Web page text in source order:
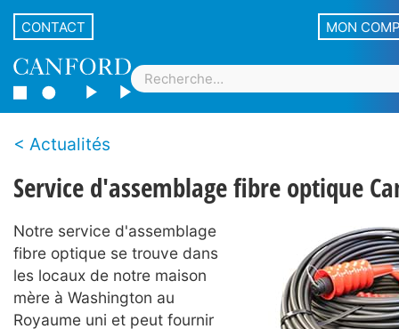
CONTACT MON
Actualités
Service d'assemblage fibre optique
Notre service d'assemblage
fibre optique se trouve dans
les locaux de notre maison
mère à Washington au
Royaume uni et peut fournir